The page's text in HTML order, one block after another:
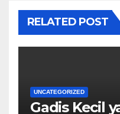
RELATED POST
UNCATEGORIZED
Gadis Kecil